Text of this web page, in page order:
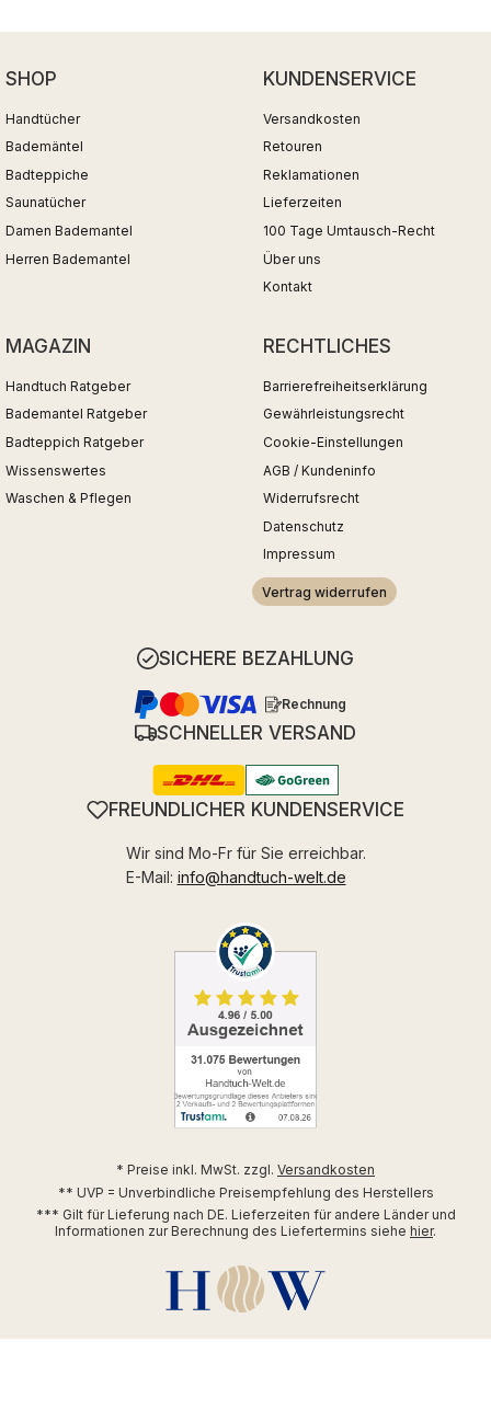
SHOP
Handtücher
Bademäntel
Badteppiche
Saunatücher
Damen Bademantel
Herren Bademantel
KUNDENSERVICE
Versandkosten
Retouren
Reklamationen
Lieferzeiten
100 Tage Umtausch-Recht
Über uns
Kontakt
MAGAZIN
Handtuch Ratgeber
Bademantel Ratgeber
Badteppich Ratgeber
Wissenswertes
Waschen & Pflegen
RECHTLICHES
Barrierefreiheitserklärung
Gewährleistungsrecht
Cookie-Einstellungen
AGB / Kundeninfo
Widerrufsrecht
Datenschutz
Impressum
Vertrag widerrufen
SICHERE BEZAHLUNG
Rechnung
SCHNELLER VERSAND
FREUNDLICHER KUNDENSERVICE
Wir sind Mo-Fr für Sie erreichbar.
E-Mail: info@handtuch-welt.de
* Preise inkl. MwSt. zzgl. Versandkosten
** UVP = Unverbindliche Preisempfehlung des Herstellers
*** Gilt für Lieferung nach DE. Lieferzeiten für andere Länder und
Informationen zur Berechnung des Liefertermins siehe hier.